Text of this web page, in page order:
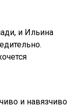
и Ильина
и навязчиво